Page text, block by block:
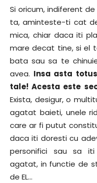
Si oricum, indiferent
ta, aminteste-ti cat
mica, chiar daca iti
mare decat tine, si el
bata sau sa te
avea. Insa asta
tale! Acesta este
Exista, desigur, o
agatat baieti, unele
care ar fi putut
daca iti doresti cu
personifici sau sa
agatat, in functie de
de EL…